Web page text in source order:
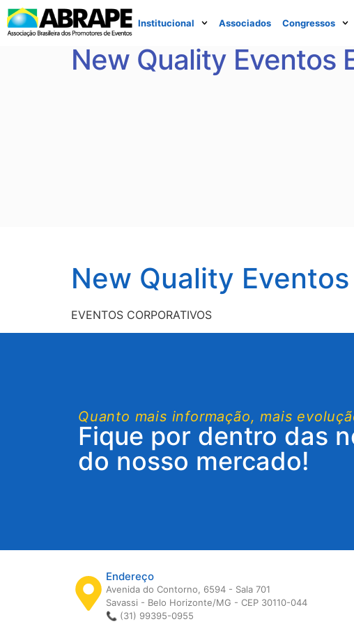
Institucional Associados Congressos
New Quality Eventos
New Quality
EVENTOS CORPORATIVOS
Quanto mais informação, mais
Fique por dentro das
do nosso mercado!
Endereço
Avenida do Contorno, 6594 - Sala 701
Savassi - Belo Horizonte/MG - CEP 30110-044
📞 (31) 99395-0955